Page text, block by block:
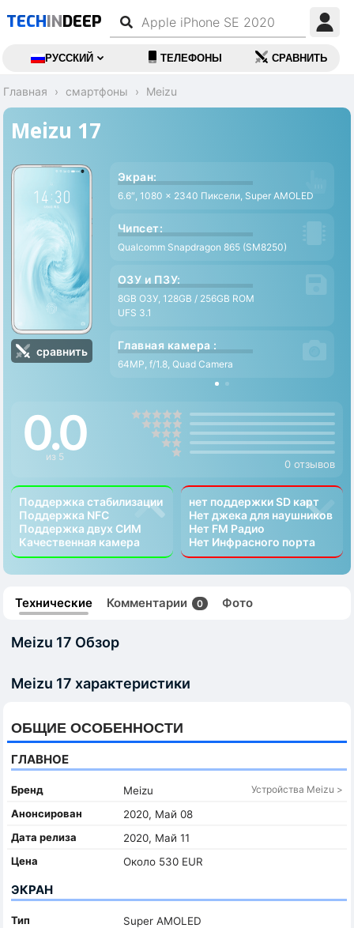
TECHINDEEP
РУССКИЙ ТЕЛЕФОНЫ СРАВНИТЬ
Главная смартфоны Meizu
Meizu 17
сравнить
Экран:
6.6″, 1080 x 2340 Пиксели, Super AMOLED
Чипсет:
Qualcomm Snapdragon 865 (SM8250)
ОЗУ и ПЗУ:
8GB ОЗУ, 128GB / 256GB ROM
UFS 3.1
Главная камера :
64MP, f/1.8, Quad Camera
0.0
из 5
0 отзывов
Поддержка стабилизации
Поддержка NFC
Поддержка двух СИМ
Качественная камера
нет поддержки SD карт
Нет джека для наушников
Нет FM Радио
Нет Инфрасного порта
Технические Комментарии 0 Фото
Meizu 17 Обзор
Meizu 17 характеристики
ОБЩИЕ ОСОБЕННОСТИ
ГЛАВНОЕ
Бренд Meizu Устройства Meizu >
Анонсирован
2020, Май 08
Дата релиза
2020, Май 11
Цена
Около 530 EUR
ЭКРАН
Тип
Super AMOLED